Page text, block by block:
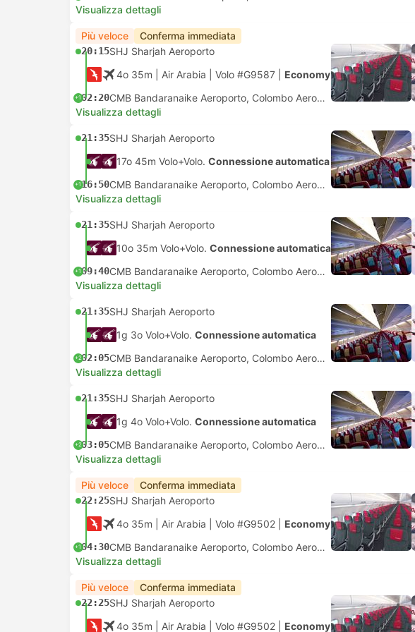
Visualizza dettagli
Più veloce Conferma immediata
20:15SHJ Sharjah Aeroporto
4o 35m | Air Arabia Volo #G9587 Economy
+102:20
CMB Bandaranaike Aeroporto, Colombo Aeroporto
Visualizza dettagli
21:35SHJ Sharjah Aeroporto
17o 45m Volo+Volo. Connessione automatica
+116:50
CMB Bandaranaike Aeroporto, Colombo Aeroporto
Visualizza dettagli
21:35SHJ Sharjah Aeroporto
10o 35m Volo+Volo. Connessione automatica
+109:40
CMB Bandaranaike Aeroporto, Colombo Aeroporto
Visualizza dettagli
21:35SHJ Sharjah Aeroporto
1g 3o Volo+Volo. Connessione automatica
+202:05
CMB Bandaranaike Aeroporto, Colombo Aeroporto
Visualizza dettagli
21:35SHJ Sharjah Aeroporto
1g 4o Volo+Volo. Connessione automatica
+203:05
CMB Bandaranaike Aeroporto, Colombo Aeroporto
Visualizza dettagli
Più veloce Conferma immediata
22:25SHJ Sharjah Aeroporto
4o 35m | Air Arabia Volo #G9502 Economy
+104:30
CMB Bandaranaike Aeroporto, Colombo Aeroporto
Visualizza dettagli
Più veloce Conferma immediata
22:25SHJ Sharjah Aeroporto
4o 35m | Air Arabia Volo #G9502 Economy